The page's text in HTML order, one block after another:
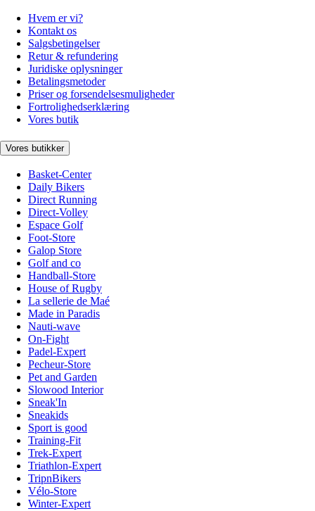
Hvem er vi?
Kontakt os
Salgsbetingelser
Retur & refundering
Juridiske oplysninger
Betalingsmetoder
Priser og forsendelsesmuligheder
Fortrolighedserklæring
Vores butik
Vores butikker
Basket-Center
Daily Bikers
Direct Running
Direct-Volley
Espace Golf
Foot-Store
Galop Store
Golf and co
Handball-Store
House of Rugby
La sellerie de Maé
Made in Paradis
Nauti-wave
On-Fight
Padel-Expert
Pecheur-Store
Pet and Garden
Slowood Interior
Sneak'In
Sneakids
Sport is good
Training-Fit
Trek-Expert
Triathlon-Expert
TripnBikers
Vélo-Store
Winter-Expert